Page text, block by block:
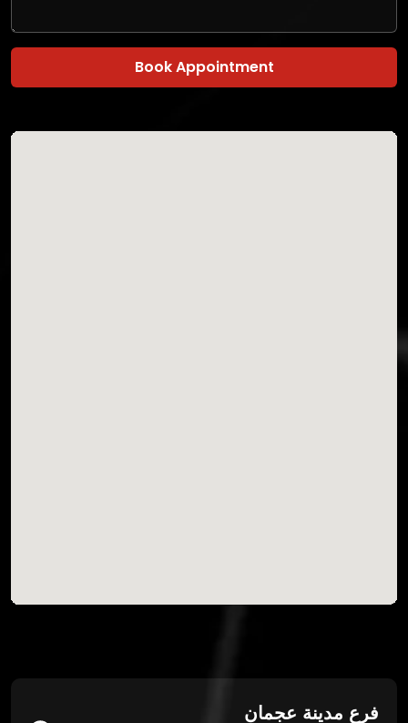
Book Appointment
فرع مدينة عجمان